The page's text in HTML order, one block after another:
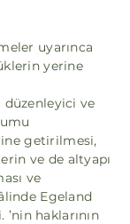
uyarınca
yerine
düzenleyici ve
getirilmesi,
ve de altyapı
ve
Egeland
’nin haklarının